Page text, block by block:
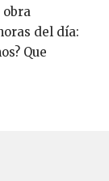
obra
del día:
Que